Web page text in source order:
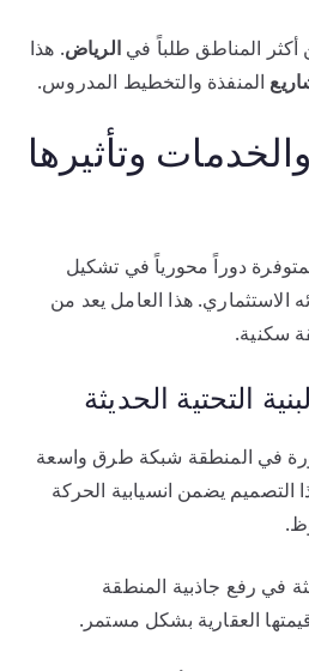
أكثر المناطق طلباً فيالرياض. هذا
المنفذة والتخطيط المدروس.
والخدمات وتأثيرها
دوراً محورياً في تشكيل
الاستثماري. هذا العامل يعد من
سكنية.
التحتية الحديثة
في المنطقة شبكة طرق واسعة
يضمن انسيابية الحركة
في رفع جاذبية المنطقة
العقارية بشكل مستمر.